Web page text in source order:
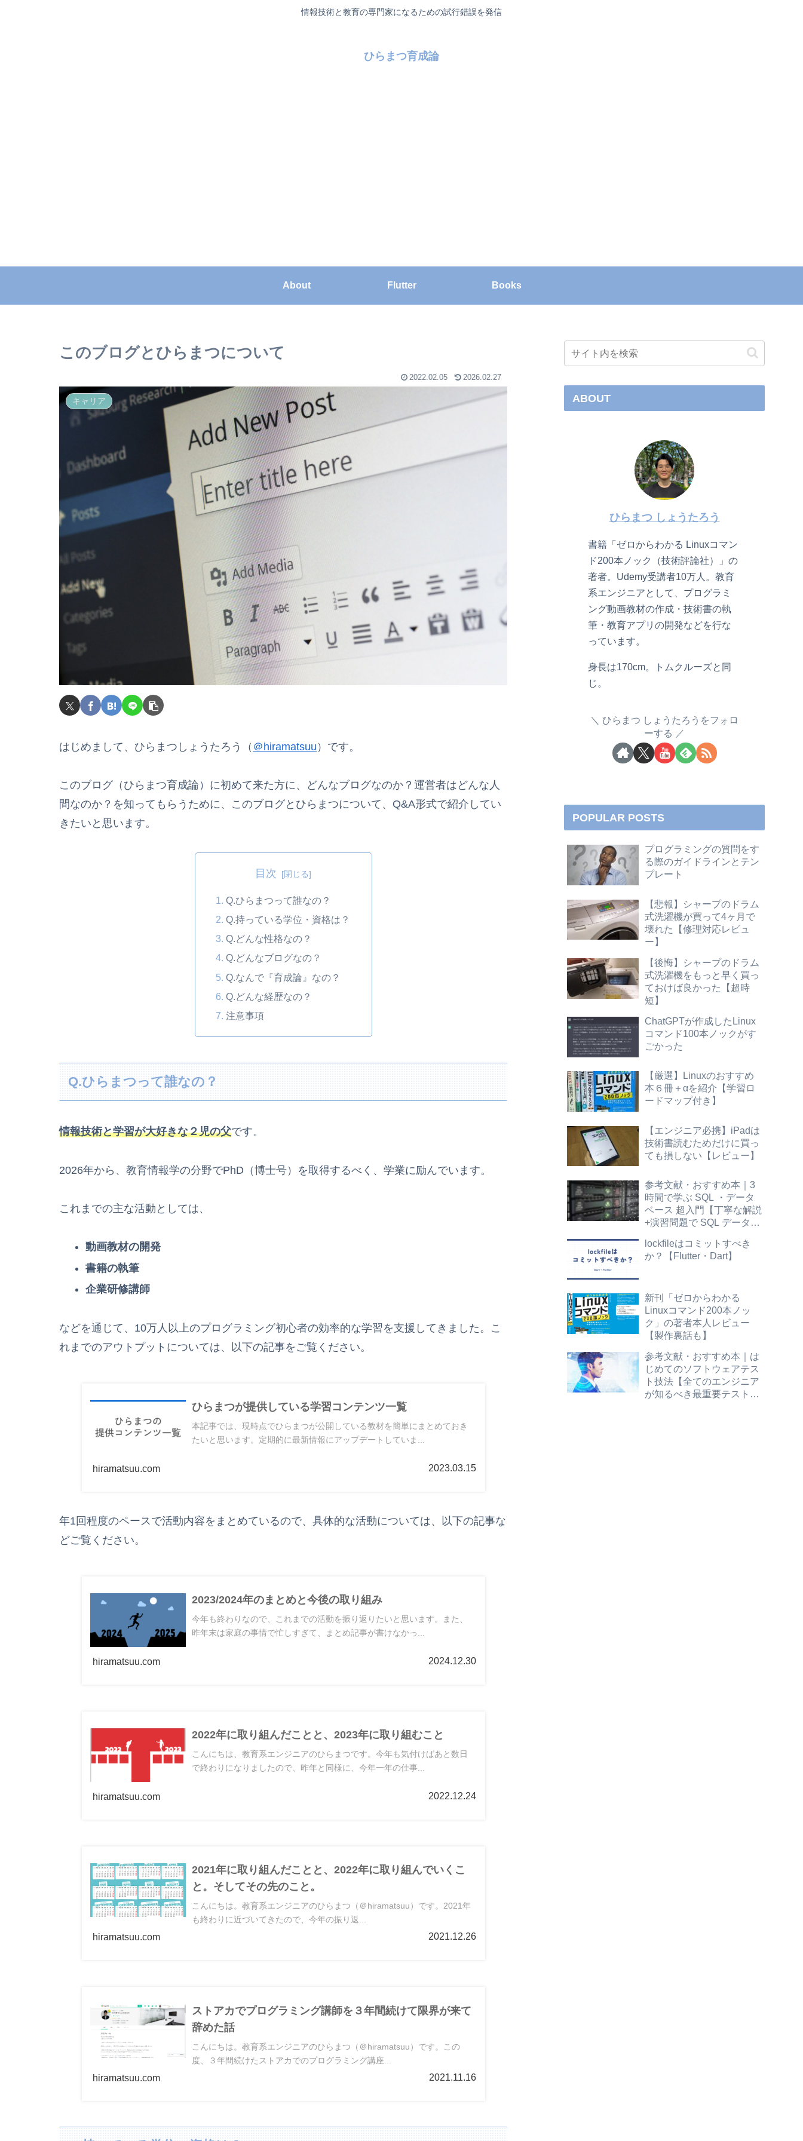
情報技術と教育の専門家になるための試行錯誤を発信
ひらまつ育成論
About Flutter Books
このブログとひらまつについて
2022.02.05 2026.02.27
キャリア
はじめまして、ひらまつしょうたろう（ ＠hiramatsuu ）です。
このブログ（ひらまつ育成論）に初めて来た方に、どんなブログなのか？運営者はどんな人
間なのか？を知ってもらうために、このブログとひらまつについて、Q&A形式で紹介してい
きたいと思います。
目次
Q.ひらまつって誰なの？
Q.持っている学位・資格は？
Q.どんな性格なの？
Q.どんなブログなの？
Q.なんで『育成論』なの？
Q.どんな経歴なの？
注意事項
Q.ひらまつって誰なの？
情報技術と学習が大好きな２児の父です。
2026年から、教育情報学の分野でPhD（博士号）を取得するべく、学業に励んでいます。
これまでの主な活動としては、
動画教材の開発
書籍の執筆
企業研修講師
などを通じて、10万人以上のプログラミング初心者の効率的な学習を支援してきました。こ
れまでのアウトプットについては、以下の記事をご覧ください。
ひらまつが提供している学習コンテンツ一覧
本記事では、現時点でひらまつが公開している教材を簡単にまとめておき
たいと思います。定期的に最新情報にアップデートしていま...
hiramatsuu.com 2023.03.15
年1回程度のペースで活動内容をまとめているので、具体的な活動については、以下の記事な
どご覧ください。
2023/2024年のまとめと今後の取り組み
今年も終わりなので、これまでの活動を振り返りたいと思います。また、
昨年末は家庭の事情で忙しすぎて、まとめ記事が書けなかっ...
hiramatsuu.com 2024.12.30
2022年に取り組んだことと、2023年に取り組むこと
こんにちは、教育系エンジニアのひらまつです。今年も気付けばあと数日
で終わりになりましたので、昨年と同様に、今年一年の仕事...
hiramatsuu.com 2022.12.24
2021年に取り組んだことと、2022年に取り組んでいくこ
と。そしてその先のこと。
こんにちは。教育系エンジニアのひらまつ（＠hiramatsuu）です。2021年
も終わりに近づいてきたので、今年の振り返...
hiramatsuu.com 2021.12.26
ストアカでプログラミング講師を３年間続けて限界が来て
辞めた話
こんにちは。教育系エンジニアのひらまつ（＠hiramatsuu）です。この
度、３年間続けたストアカでのプログラミング講座...
hiramatsuu.com 2021.11.16
ABOUT
ひらまつ しょうたろう
書籍「ゼロからわかる Linuxコマン
ド200本ノック（技術評論社）」の
著者。Udemy受講者10万人。教育
系エンジニアとして、プログラミ
ング動画教材の作成・技術書の執
筆・教育アプリの開発などを行な
っています。
身長は170cm。トムクルーズと同
じ。
ひらまつ しょうたろうをフォロ
ーする
POPULAR POSTS
プログラミングの質問をす
る際のガイドラインとテン
プレート
【悲報】シャープのドラム
式洗濯機が買って4ヶ月で
壊れた【修理対応レビュ
ー】
【後悔】シャープのドラム
式洗濯機をもっと早く買っ
ておけば良かった【超時
短】
ChatGPTが作成したLinux
コマンド100本ノックがす
ごかった
【厳選】Linuxのおすすめ
本６冊＋αを紹介【学習ロ
ードマップ付き】
【エンジニア必携】iPadは
技術書読むためだけに買っ
ても損しない【レビュー】
参考文献・おすすめ本｜3
時間で学ぶ SQL ・データ
ベース 超入門【丁寧な解説
+演習問題で SQL データ抽
SQL
lockfileはコミットすべき
か？【Flutter・Dart】
新刊「ゼロからわかる
Linuxコマンド200本ノッ
ク」の著者本人レビュー
【製作裏話も】
参考文献・おすすめ本｜は
じめてのソフトウェアテス
ト技法【全てのエンジニア
が知るべき最重要テスト技